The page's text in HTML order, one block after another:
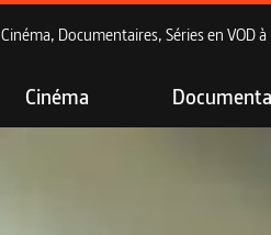
Cinéma, Documentaires, Séries en VOD
Cinéma